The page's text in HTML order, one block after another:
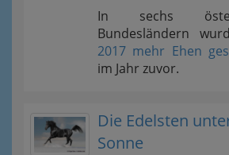
In sechs
Bundesländern
2017 mehr Ehen
im Jahr zuvor.
Die Edelsten
Sonne